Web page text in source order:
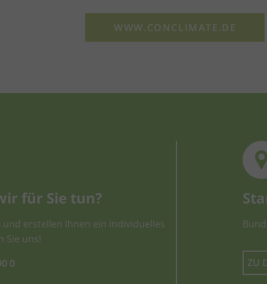
WWW.CONCLIMATE.DE
für Sie tun?
erstellen Ihnen ein individuelles
Sie uns!
0
ZU